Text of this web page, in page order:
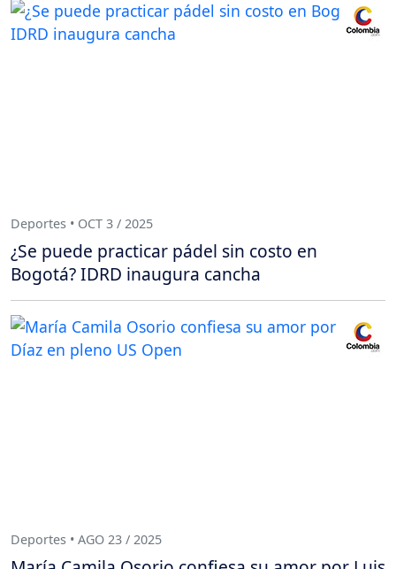
Deportes • OCT 3 / 2025
¿Se puede practicar pádel sin costo en
Bogotá? IDRD inaugura cancha
Deportes • AGO 23 / 2025